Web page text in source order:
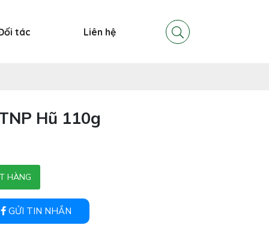
tác Liên hệ
Hũ 110g
HÀNG
GỬI TIN NHẮN